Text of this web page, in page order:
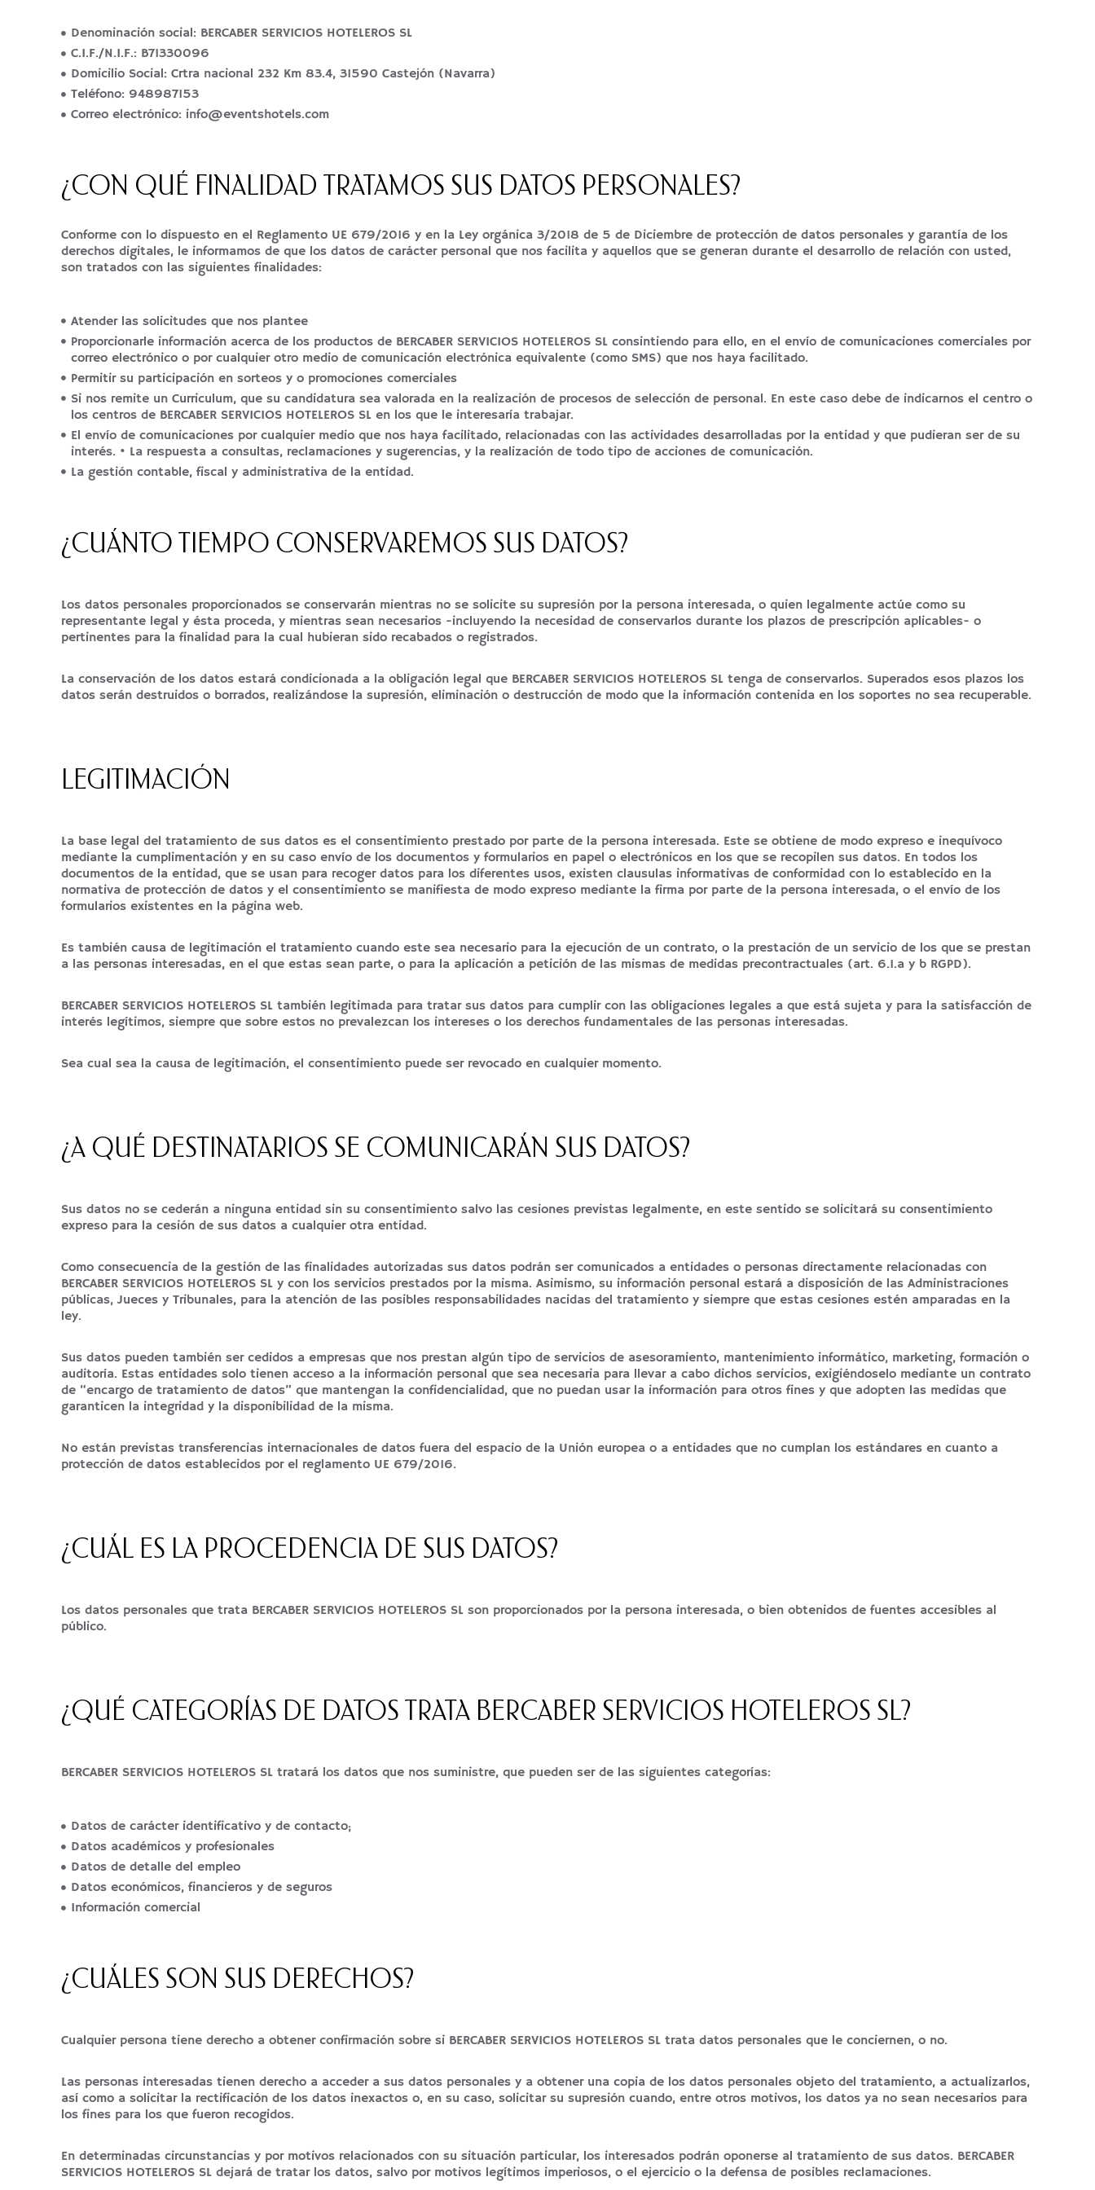
Denominación social: BERCABER SERVICIOS HOTELEROS SL
C.I.F./N.I.F.: B71330096
Domicilio Social: Crtra nacional 232 Km 83.4, 31590 Castejón (Navarra)
Teléfono: 948987153
Correo electrónico: info@eventshotels.com
¿CON QUÉ FINALIDAD TRATAMOS SUS DATOS PERSONALES?
Conforme con lo dispuesto en el Reglamento UE 679/2016 y en la Ley orgánica 3/2018 de 5 de Diciembre de protección de datos personales y garantía de los
derechos digitales, le informamos de que los datos de carácter personal que nos facilita y aquellos que se generan durante el desarrollo de relación con usted,
son tratados con las siguientes finalidades:
Atender las solicitudes que nos plantee
Proporcionarle información acerca de los productos de BERCABER SERVICIOS HOTELEROS SL consintiendo para ello, en el envío de comunicaciones comerciales por
correo electrónico o por cualquier otro medio de comunicación electrónica equivalente (como SMS) que nos haya facilitado.
Permitir su participación en sorteos y o promociones comerciales
Si nos remite un Curriculum, que su candidatura sea valorada en la realización de procesos de selección de personal. En este caso debe de indicarnos el centro o
los centros de BERCABER SERVICIOS HOTELEROS SL en los que le interesaría trabajar.
El envío de comunicaciones por cualquier medio que nos haya facilitado, relacionadas con las actividades desarrolladas por la entidad y que pudieran ser de su
interés. • La respuesta a consultas, reclamaciones y sugerencias, y la realización de todo tipo de acciones de comunicación.
La gestión contable, fiscal y administrativa de la entidad.
¿CUÁNTO TIEMPO CONSERVAREMOS SUS DATOS?
Los datos personales proporcionados se conservarán mientras no se solicite su supresión por la persona interesada, o quien legalmente actúe como su
representante legal y ésta proceda, y mientras sean necesarios -incluyendo la necesidad de conservarlos durante los plazos de prescripción aplicables- o
pertinentes para la finalidad para la cual hubieran sido recabados o registrados.
La conservación de los datos estará condicionada a la obligación legal que BERCABER SERVICIOS HOTELEROS SL tenga de conservarlos. Superados esos plazos los
datos serán destruidos o borrados, realizándose la supresión, eliminación o destrucción de modo que la información contenida en los soportes no sea recuperable.
LEGITIMACIÓN
La base legal del tratamiento de sus datos es el consentimiento prestado por parte de la persona interesada. Este se obtiene de modo expreso e inequívoco
mediante la cumplimentación y en su caso envío de los documentos y formularios en papel o electrónicos en los que se recopilen sus datos. En todos los
documentos de la entidad, que se usan para recoger datos para los diferentes usos, existen clausulas informativas de conformidad con lo establecido en la
normativa de protección de datos y el consentimiento se manifiesta de modo expreso mediante la firma por parte de la persona interesada, o el envío de los
formularios existentes en la página web.
Es también causa de legitimación el tratamiento cuando este sea necesario para la ejecución de un contrato, o la prestación de un servicio de los que se prestan
a las personas interesadas, en el que estas sean parte, o para la aplicación a petición de las mismas de medidas precontractuales (art. 6.1.a y b RGPD).
BERCABER SERVICIOS HOTELEROS SL también legitimada para tratar sus datos para cumplir con las obligaciones legales a que está sujeta y para la satisfacción de
interés legítimos, siempre que sobre estos no prevalezcan los intereses o los derechos fundamentales de las personas interesadas.
Sea cual sea la causa de legitimación, el consentimiento puede ser revocado en cualquier momento.
¿A QUÉ DESTINATARIOS SE COMUNICARÁN SUS DATOS?
Sus datos no se cederán a ninguna entidad sin su consentimiento salvo las cesiones previstas legalmente, en este sentido se solicitará su consentimiento
expreso para la cesión de sus datos a cualquier otra entidad.
Como consecuencia de la gestión de las finalidades autorizadas sus datos podrán ser comunicados a entidades o personas directamente relacionadas con
BERCABER SERVICIOS HOTELEROS SL y con los servicios prestados por la misma. Asimismo, su información personal estará a disposición de las Administraciones
públicas, Jueces y Tribunales, para la atención de las posibles responsabilidades nacidas del tratamiento y siempre que estas cesiones estén amparadas en la
ley.
Sus datos pueden también ser cedidos a empresas que nos prestan algún tipo de servicios de asesoramiento, mantenimiento informático, marketing, formación o
auditoría. Estas entidades solo tienen acceso a la información personal que sea necesaria para llevar a cabo dichos servicios, exigiéndoselo mediante un contrato
de “encargo de tratamiento de datos” que mantengan la confidencialidad, que no puedan usar la información para otros fines y que adopten las medidas que
garanticen la integridad y la disponibilidad de la misma.
No están previstas transferencias internacionales de datos fuera del espacio de la Unión europea o a entidades que no cumplan los estándares en cuanto a
protección de datos establecidos por el reglamento UE 679/2016.
¿CUÁL ES LA PROCEDENCIA DE SUS DATOS?
Los datos personales que trata BERCABER SERVICIOS HOTELEROS SL son proporcionados por la persona interesada, o bien obtenidos de fuentes accesibles al
público.
¿QUÉ CATEGORÍAS DE DATOS TRATA BERCABER SERVICIOS HOTELEROS SL?
BERCABER SERVICIOS HOTELEROS SL tratará los datos que nos suministre, que pueden ser de las siguientes categorías:
Datos de carácter identificativo y de contacto;
Datos académicos y profesionales
Datos de detalle del empleo
Datos económicos, financieros y de seguros
Información comercial
¿CUÁLES SON SUS DERECHOS?
Cualquier persona tiene derecho a obtener confirmación sobre si BERCABER SERVICIOS HOTELEROS SL trata datos personales que le conciernen, o no.
Las personas interesadas tienen derecho a acceder a sus datos personales y a obtener una copia de los datos personales objeto del tratamiento, a actualizarlos,
así como a solicitar la rectificación de los datos inexactos o, en su caso, solicitar su supresión cuando, entre otros motivos, los datos ya no sean necesarios para
los fines para los que fueron recogidos.
En determinadas circunstancias y por motivos relacionados con su situación particular, los interesados podrán oponerse al tratamiento de sus datos. BERCABER
SERVICIOS HOTELEROS SL dejará de tratar los datos, salvo por motivos legítimos imperiosos, o el ejercicio o la defensa de posibles reclamaciones.